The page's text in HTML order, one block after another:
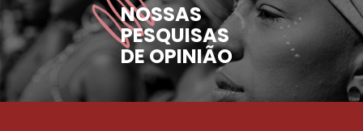
NOSSAS
PESQUISAS
DE OPINIÃO